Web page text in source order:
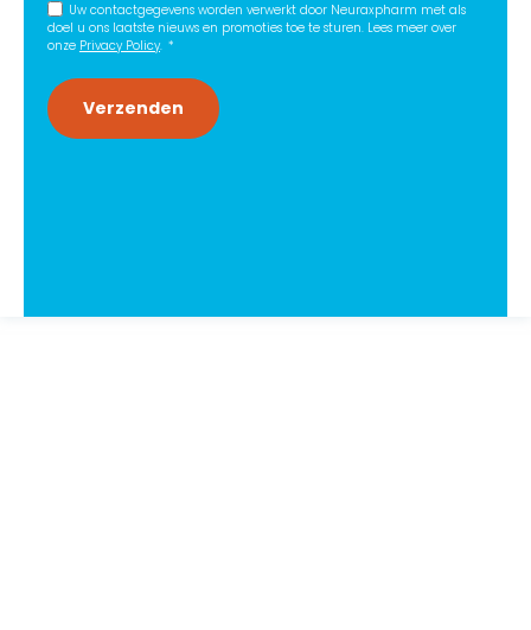
Uw contactgegevens worden verwerkt door Neuraxpharm met als
doel u ons laatste nieuws en promoties toe te sturen. Lees meer over
onze Privacy Policy. *